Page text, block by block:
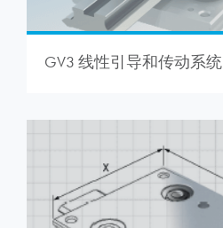
GV3 线性引导和传动系统